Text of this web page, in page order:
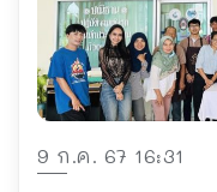
9 ก.ค. 67 16:31